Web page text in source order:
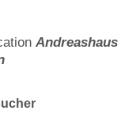
Andreashaus